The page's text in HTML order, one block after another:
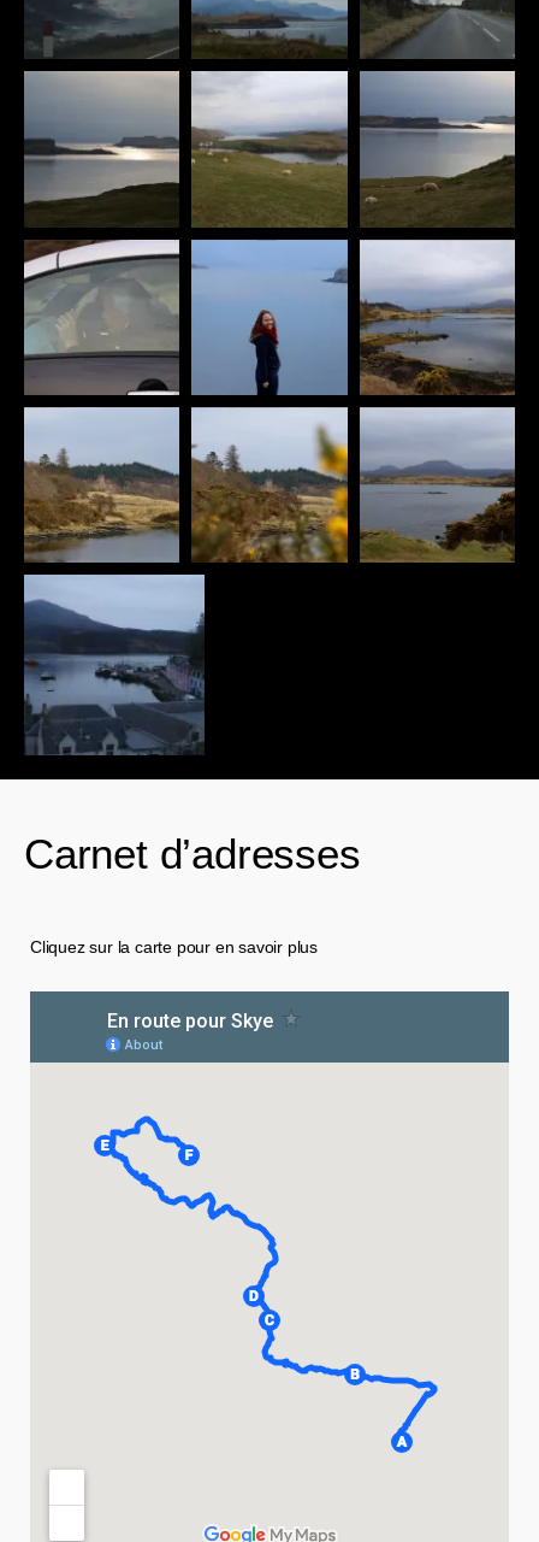
Carnet d’adresses
Cliquez sur la carte pour en savoir plus